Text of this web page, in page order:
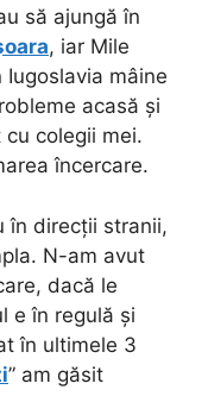
să ajungă în
, iar Mile
mâine
acasă și
colegii mei.
încercare.
în direcții stranii,
N-am avut
dacă le
e în regulă și
în ultimele 3
” am găsit